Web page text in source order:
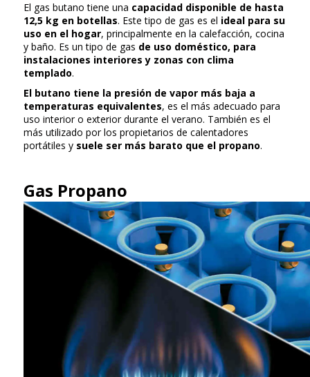
El gas butano tiene una capacidad disponible de hasta
12,5 kg en botellas. Este tipo de gas es el ideal para su
uso en el hogar, principalmente en la calefacción, cocina
y baño. Es un tipo de gas de uso doméstico, para
instalaciones interiores y zonas con clima
templado.
El butano tiene la presión de vapor más baja a
temperaturas equivalentes, es el más adecuado para
uso interior o exterior durante el verano. También es el
más utilizado por los propietarios de calentadores
portátiles y suele ser más barato que el propano.
Gas Propano